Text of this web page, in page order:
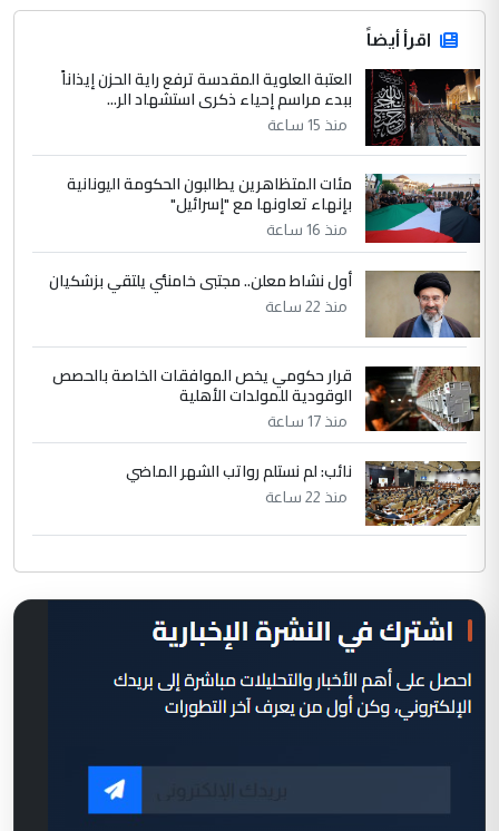
اقرأ أيضاً
العتبة العلوية المقدسة ترفع راية الحزن إيذاناً
ببدء مراسم إحياء ذكرى استشهاد الر...
منذ 15 ساعة
مئات المتظاهرين يطالبون الحكومة اليونانية
بإنهاء تعاونها مع "إسرائيل"
منذ 16 ساعة
أول نشاط معلن.. مجتبى خامنئي يلتقي بزشكيان
منذ 22 ساعة
قرار حكومي يخص الموافقات الخاصة بالحصص
الوقودية للمولدات الأهلية
منذ 17 ساعة
نائب: لم نستلم رواتب الشهر الماضي
منذ 22 ساعة